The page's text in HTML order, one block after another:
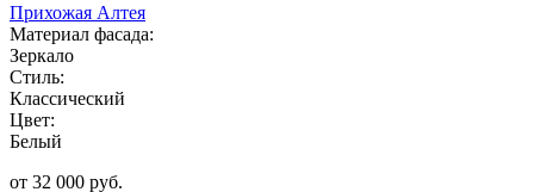
Прихожая Алтея
Материал фасада:
Зеркало
Стиль:
Классический
Цвет:
Белый
от 32 000 руб.